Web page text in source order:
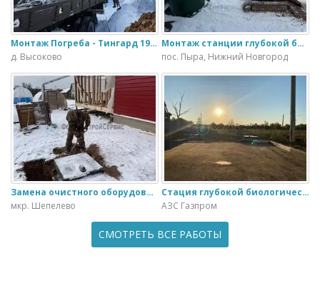
Монтаж Погреба - Тингард 1900
д. Высоково
Монтаж станции глубокой биологической очистки ИталБио - 5 с колодцем дренажным для слива воды
пос. Пыра, Нижний Новгород
Замена очистного оборудования Дека - 3 на ЭкоГранд - 6
мкр. Шепелево
Стация глубокой биологической очистки ЕвроЛос- 20
АЗС Газпром
СМОТРЕТЬ ВСЕ РАБОТЫ